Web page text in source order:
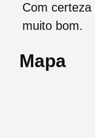
Com
muito bom.
Mapa